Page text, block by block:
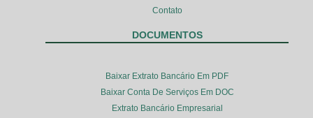
Contato
DOCUMENTOS
Baixar Extrato Bancário Em PDF
Baixar Conta De Serviços Em DOC
Extrato Bancário Empresarial